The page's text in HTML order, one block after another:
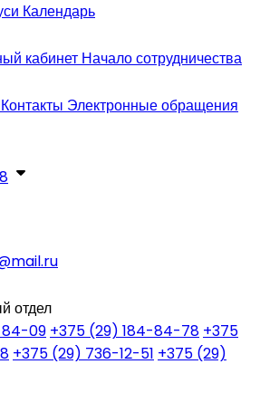
Календарь
кабинет Начало сотрудничества
Контакты Электронные обращения
отдел
84-09 +375 (29) 184-84-78 +375
+375 (29) 736-12-51 +375 (29)